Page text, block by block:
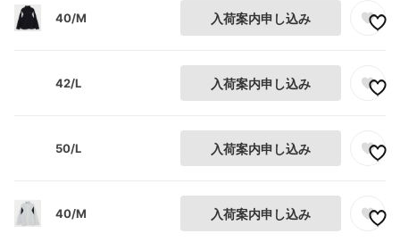
40/M 入荷案内申し込み
42/L 入荷案内申し込み
50/L 入荷案内申し込み
40/M 入荷案内申し込み